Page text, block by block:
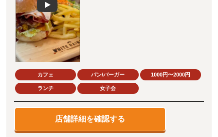
Play
カフェ パン/バーガー 1000円〜2000円
ランチ 女子会
店舗詳細を確認する